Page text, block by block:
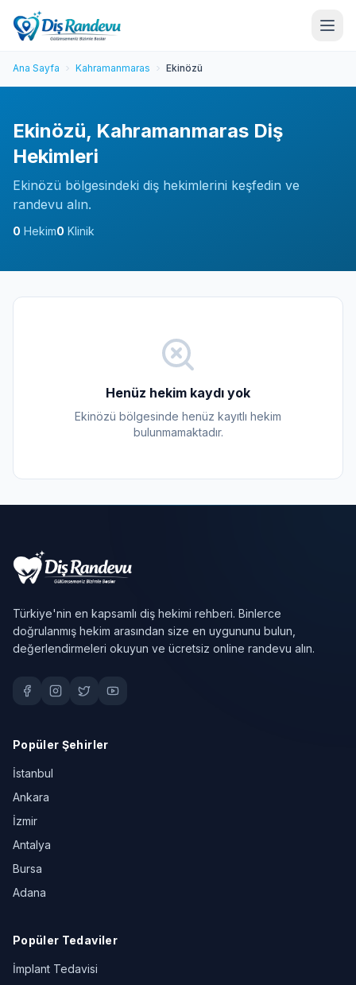
Ana Sayfa Kahramanmaras Ekinözü
Ekinözü, Kahramanmaras Diş
Hekimleri
Ekinözü bölgesindeki diş hekimlerini keşfedin ve
randevu alın.
0 Hekim0 Klinik
Henüz hekim kaydı yok
Ekinözü bölgesinde henüz kayıtlı hekim
bulunmamaktadır.
Türkiye'nin en kapsamlı diş hekimi rehberi. Binlerce
doğrulanmış hekim arasından size en uygununu bulun,
değerlendirmeleri okuyun ve ücretsiz online randevu alın.
Popüler Şehirler
İstanbul
Ankara
İzmir
Antalya
Bursa
Adana
Popüler Tedaviler
İmplant Tedavisi